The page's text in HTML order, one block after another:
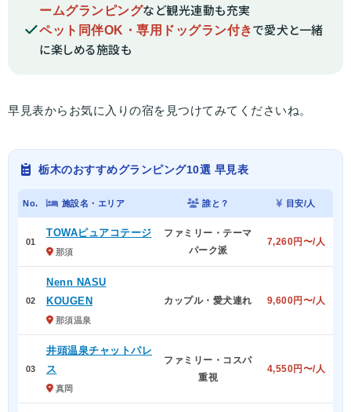
ームグランピングなど観光連動も充実
ペット同伴OK・専用ドッグラン付きで愛犬と一緒
に楽しめる施設も
早見表からお気に入りの宿を見つけてみてくださいね。
栃木のおすすめグランピング10選 早見表
No. 施設名・エリア 誰と？ 目安/人
01
TOWAピュアコテージ
那須
ファミリー・テーマ
パーク派
7,260円〜/人
02
Nenn NASU
KOUGEN
那須温泉
カップル・愛犬連れ 9,600円〜/人
03
井頭温泉チャットパレ
ス
真岡
ファミリー・コスパ
重視
4,550円〜/人